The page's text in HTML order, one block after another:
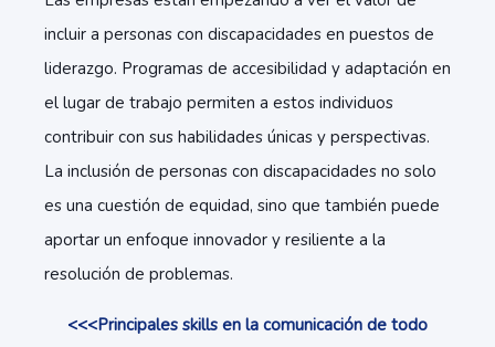
incluir a personas con discapacidades en puestos de
liderazgo. Programas de accesibilidad y adaptación en
el lugar de trabajo permiten a estos individuos
contribuir con sus habilidades únicas y perspectivas.
La inclusión de personas con discapacidades no solo
es una cuestión de equidad, sino que también puede
aportar un enfoque innovador y resiliente a la
resolución de problemas.
<<<Principales skills en la comunicación de todo